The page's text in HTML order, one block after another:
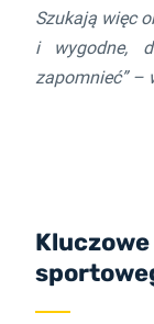
Szukają więc
i wygodne,
zapomnieć” –